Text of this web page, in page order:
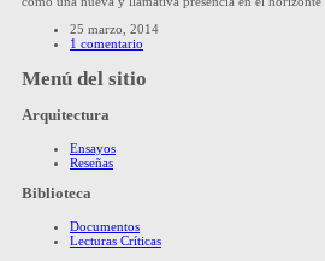
25 marzo, 2014
1 comentario
Menú del sitio
Arquitectura
Ensayos
Reseñas
Biblioteca
Documentos
Lecturas Críticas